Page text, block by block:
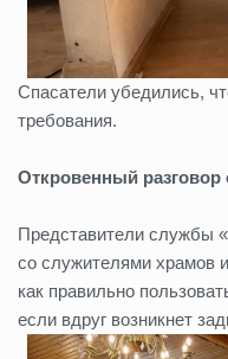
Спасатели убедились,
требования.
Откровенный разговор
Представители службы
со служителями храмов
как правильно
если вдруг возникнет